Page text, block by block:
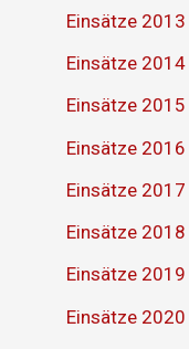
Einsätze 2013
Einsätze 2014
Einsätze 2015
Einsätze 2016
Einsätze 2017
Einsätze 2018
Einsätze 2019
Einsätze 2020